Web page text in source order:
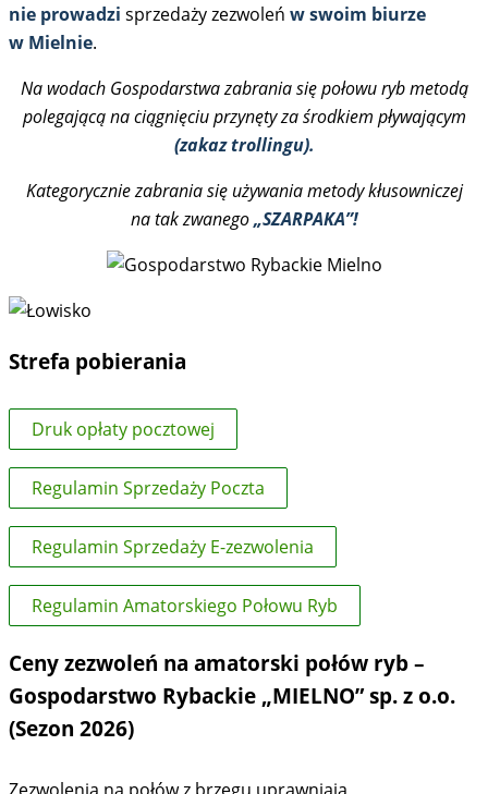
nie prowadzi sprzedaży zezwoleń w swoim biurze
w Mielnie.
Na wodach Gospodarstwa zabrania się połowu ryb metodą
polegającą na ciągnięciu przynęty za środkiem pływającym
(zakaz trollingu).
Kategorycznie zabrania się używania metody kłusowniczej
na tak zwanego„SZARPAKA”!
Strefa pobierania
Druk opłaty pocztowej
Regulamin Sprzedaży Poczta
Regulamin Sprzedaży E-zezwolenia
Regulamin Amatorskiego Połowu Ryb
Ceny zezwoleń na amatorski połów ryb –
Gospodarstwo Rybackie „MIELNO” sp. z o.o.
(Sezon 2026)